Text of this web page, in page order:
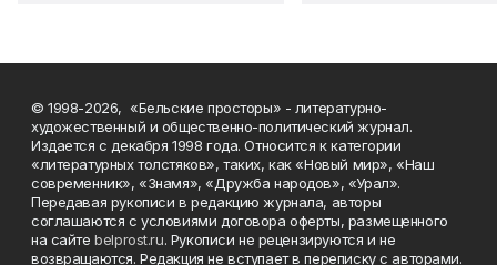
© 1998-2026, «Бельские просторы» - литературно-
художественный и общественно-политический журнал.
Издается с декабря 1998 года. Относится к категории
«литературных толстяков», таких, как «Новый мир», «Наш
современник», «Знамя», «Дружба народов», «Урал».
Передавая рукописи в редакцию журнала, авторы
соглашаются с условиями договора оферты, размещенного
на сайтеbelprost.ru. Рукописи не рецензируются и не
возвращаются. Редакция не вступает в переписку с авторами.